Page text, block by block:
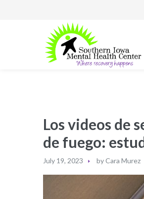
Los videos de
de fuego:
July 19, 2023 byCara Murez